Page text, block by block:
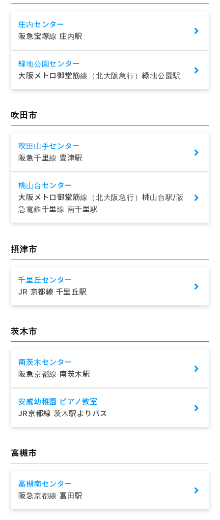
庄内センター
阪急宝塚線 庄内駅
緑地公園センター
大阪メトロ御堂筋線（北大阪急行）緑地公園駅
吹田市
吹田山手センター
阪急千里線 豊津駅
桃山台センター
大阪メトロ御堂筋線（北大阪急行）桃山台駅/阪
急電鉄千里線 南千里駅
摂津市
千里丘センター
JR 京都線 千里丘駅
茨木市
南茨木センター
阪急京都線 南茨木駅
安威幼稚園 ピアノ教室
JR京都線 茨木駅よりバス
高槻市
高槻南センター
阪急京都線 富田駅